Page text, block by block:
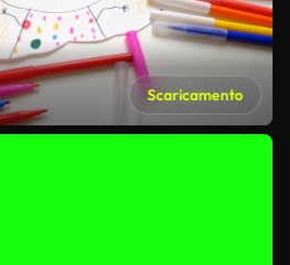
Scaricamento